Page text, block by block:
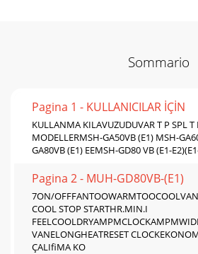
Sommario
Pagina 1 - KULLANICILAR İÇİN
KULLANMA KILAVUZUDUVAR T P SPL T
MODELLERMSH-GA50VB (E1) MSH-
GA80VB (E1) EEMSH-GD80 VB (E1-
Pagina 2 - MUH-GD80VB-(E1)
7ON/
COOL STOP STARTHR.MIN.I
VANELONGHEATRESET
ÇALIﬁMA KO